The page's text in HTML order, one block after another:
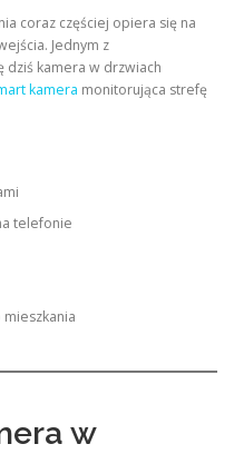
coraz częściej opiera się na
Jednym z
dziś kamera w drzwiach
kamera monitorująca strefę
telefonie
w